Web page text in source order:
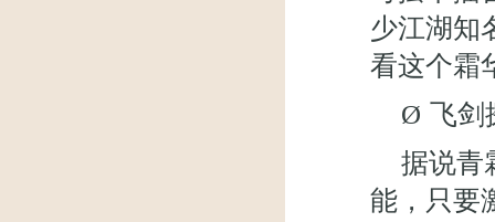
少江湖知
看这个霜
Ø
飞
据说青
能，只要